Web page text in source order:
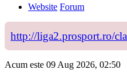
Website Forum
http://liga2.prosport.ro/
Acum este 09 Aug 2026, 02:50